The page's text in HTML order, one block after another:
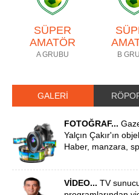
SÜPER
AMATÖR
A GRUBU B
GALERİ
FOTOĞRAF...
Yalçın Çakır'ın
Haber, manzara,
VİDEO... TV